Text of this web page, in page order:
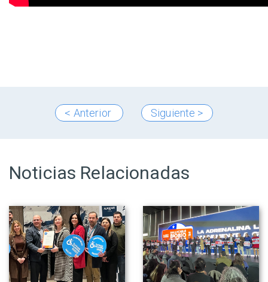
< Anterior Siguiente >
Noticias Relacionadas